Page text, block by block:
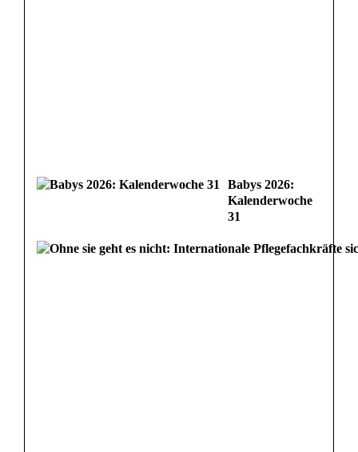
Babys 2026:
Kalenderwoche
31